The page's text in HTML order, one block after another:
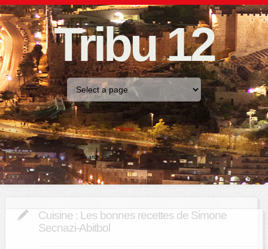
Tribu 12
Home
Cuisine : Les bonnes recettes de Simone
Secnazi-Abitbol